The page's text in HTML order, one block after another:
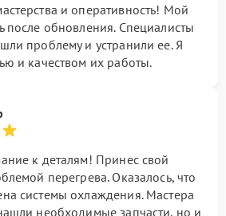
и оперативность! Мой
после обновления. Специалисты
проблему и устранили ее. Я
и качеством их работы.
к деталям! Принес свой
перегрева. Оказалось, что
системы охлаждения. Мастера
необходимые запчасти, но и